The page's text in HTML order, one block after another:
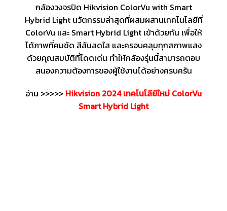
กล้องวงจรปิด Hikvision ColorVu with Smart
Hybrid Light นวัตกรรมล่าสุดที่ผสมผสานเทคโนโลยีที่
ColorVu และ Smart Hybrid Light เข้าด้วยกัน เพื่อให้
ได้ภาพที่คมชัด สีสันสดใส และครอบคลุมทุกสภาพแสง
ด้วยคุณสมบัติที่โดดเด่น ทำให้กล้องรุ่นนี้สามารถตอบ
สนองความต้องการของผู้ใช้งานได้อย่างครบครัน
อ่าน >>>>> Hikvision 2024 เทคโนโลียีใหม่ ColorVu
Smart Hybrid Light